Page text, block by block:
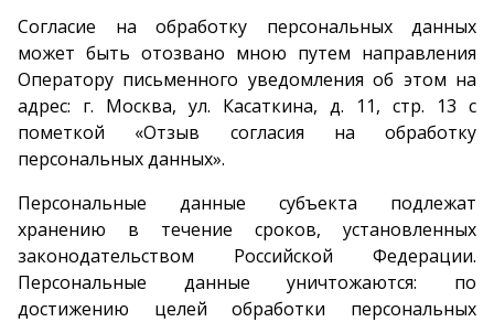
Согласие на обработку персональных данных
может быть отозвано мною путем направления
Оператору письменного уведомления об этом на
адрес: г. Москва, ул. Касаткина, д. 11, стр. 13 с
пометкой «Отзыв согласия на обработку
персональных данных».
Персональные данные субъекта подлежат
хранению в течение сроков, установленных
законодательством Российской Федерации.
Персональные данные уничтожаются: по
достижению целей обработки персональных